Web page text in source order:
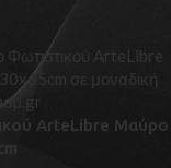
ArteLibre Μαύρο